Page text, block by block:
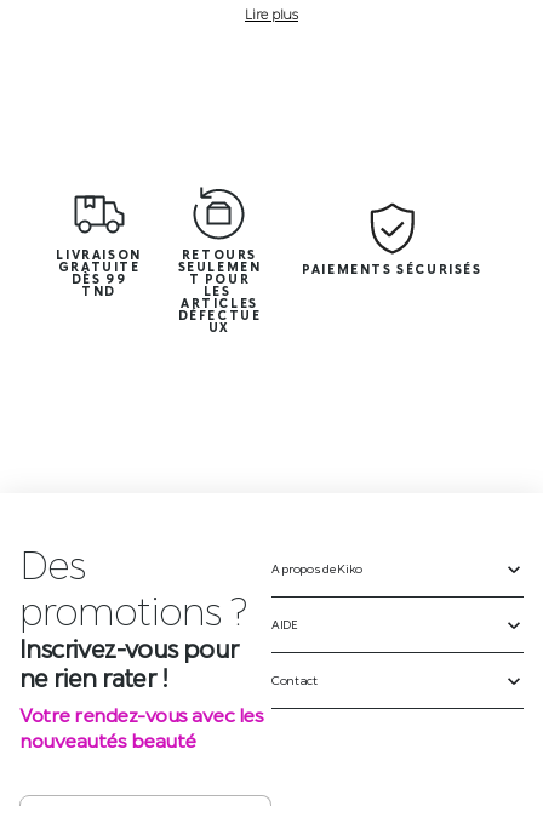
Lire plus
LIVRAISON
GRATUITE
DÈS 99
TND
RETOURS
SEULEMEN
T POUR
LES
ARTICLES
DÉFECTUE
UX
PAIEMENTS SÉCURISÉS
Des
Inscrivez-vous pour
ne rien rater !
Votre rendez-vous avec les
nouveautés beauté
A propos de Kiko
AIDE
Contact